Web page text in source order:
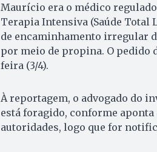
Maurício era o médico
Terapia Intensiva (Saúde Total
de encaminhamento irregular
por meio de propina. O pedido
feira (3/4).
À reportagem, o advogado do
está foragido, conforme aponta
autoridades, logo que for